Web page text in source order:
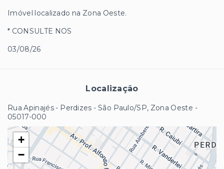
Imóvel localizado na Zona Oeste.
* CONSULTE NOS
03/08/26
Localização
Rua Apinajés - Perdizes - São Paulo/SP, Zona Oeste -
05017-000
+
−